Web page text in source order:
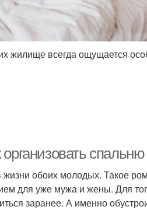
жилище всегда ощущается
обоих молодых. Такое
для уже мужа и жены. Для
заранее. А именно